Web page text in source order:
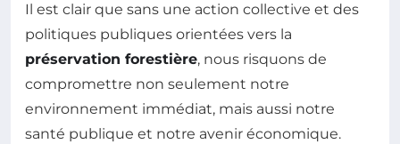
Il est clair que sans une action collective et des
politiques publiques orientées vers la
préservation forestière, nous risquons de
compromettre non seulement notre
environnement immédiat, mais aussi notre
santé publique et notre avenir économique.